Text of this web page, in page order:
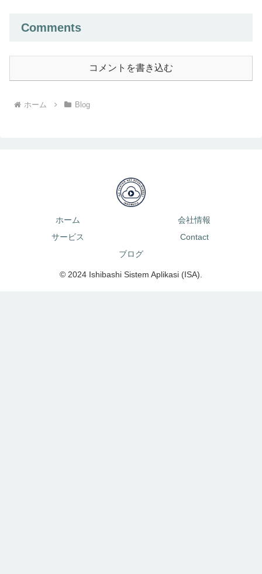
Comments
コメントを書き込む
ホーム Blog
ホーム
会社情報
サービス
Contact
ブログ
© 2024 Ishibashi Sistem Aplikasi (ISA).